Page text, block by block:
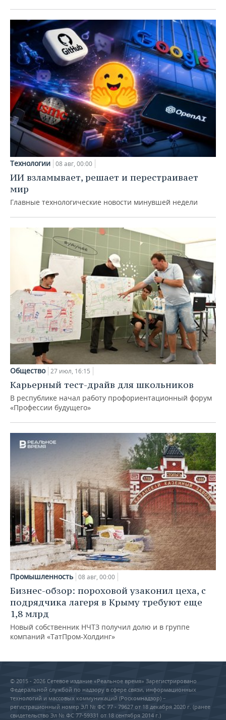
Технологии 08 авг, 00:00
ИИ взламывает, решает и перестраивает
мир
Главные технологические новости минувшей недели
Общество 27 июл, 16:15
Карьерный тест-драйв для школьников
В республике начал работу профориентационный форум
«Профессии будущего»
Промышленность 08 авг, 00:00
Бизнес-обзор: пороховой узаконил цеха, с
подрядчика лагеря в Крыму требуют еще
1,8 млрд
Новый собственник НЧТЗ получил долю и в группе
компаний «ТатПром-Холдинг»
© 2015 - 2026 Сетевое издание «Реальное время» Зарегистрировано
Федеральной службой по надзору в сфере связи, информационных
технологий и массовых коммуникаций (Роскомнадзор) –
регистрационный номер ЭЛ № ФС 77 - 79627 от 18 декабря 2020 г. (ранее
свидетельство Эл № ФС 77-59331 от 18 сентября 2014 г.)